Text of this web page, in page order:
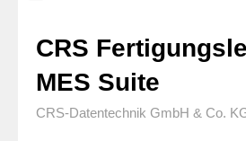
CRS
MES Suite
CRS-Datentechnik GmbH & Co.